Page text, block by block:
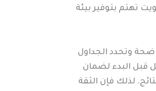
تهتم بتوفير بيئة
وتحدد الجداول
قبل البدء لضمان
لذلك فإن الثقة